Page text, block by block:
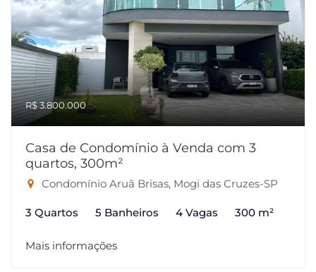
R$ 3.800.000
Casa de Condomínio à Venda com 3
quartos, 300m²
Condomínio Aruã Brisas, Mogi das Cruzes-SP
3 Quartos 5 Banheiros 4 Vagas 300 m²
Mais informações